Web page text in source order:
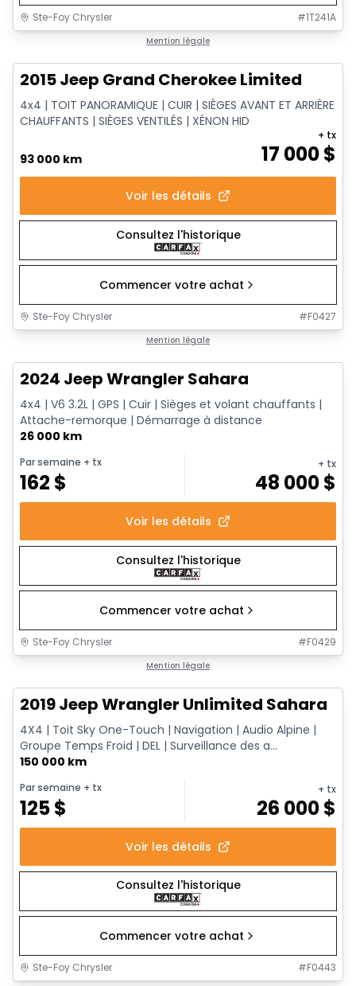
Ste-Foy Chrysler #1T241A
Mention légale
2015 Jeep Grand Cherokee Limited
4x4 | TOIT PANORAMIQUE | CUIR | SIÈGES AVANT ET ARRIÈRE
CHAUFFANTS | SIÈGES VENTILÉS | XÉNON HID
93 000 km 17 000$
+ tx
Voir les détails
Consultez l'historique
Commencer votre achat
Ste-Foy Chrysler #F0427
Mention légale
2024 Jeep Wrangler Sahara
4x4 | V6 3.2L | GPS | Cuir | Sièges et volant chauffants |
Attache-remorque | Démarrage à distance
26 000 km
Par semaine + tx
162 $
+ tx
48 000$
Voir les détails
Consultez l'historique
Commencer votre achat
Ste-Foy Chrysler #F0429
Mention légale
2019 Jeep Wrangler Unlimited Sahara
4X4 | Toit Sky One-Touch | Navigation | Audio Alpine |
Groupe Temps Froid | DEL | Surveillance des a...
150 000 km
Par semaine + tx
125$
+ tx
26 000$
Voir les détails
Consultez l'historique
Commencer votre achat
Ste-Foy Chrysler #F0443